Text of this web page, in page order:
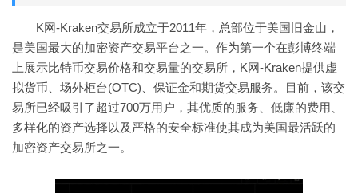
K网-Kraken交易所成立于2011年，总部位于美国旧金山，
是美国最大的加密资产交易平台之一。作为第一个在彭博终端
上展示比特币交易价格和交易量的交易所，K网-Kraken提供虚
拟货币、场外柜台(OTC)、保证金和期货交易服务。目前，该交
易所已经吸引了超过700万用户，其优质的服务、低廉的费用、
多样化的资产选择以及严格的安全标准使其成为美国最活跃的
加密资产交易所之一。